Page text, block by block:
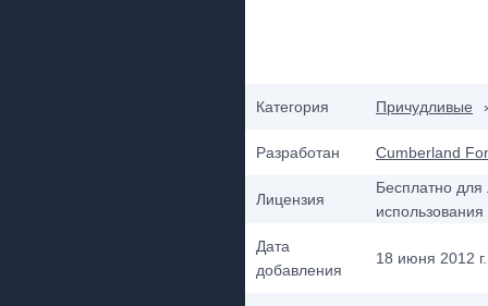
Категория Причудливые ›
Разработан Cumberland
Лицензия
Бесплатно для
использования
Дата
добавления
18 июня 2012 г.